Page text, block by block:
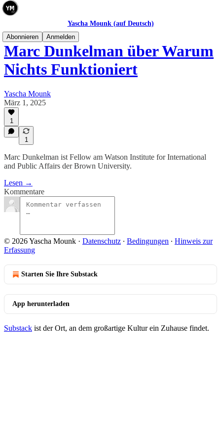
Yascha Mounk (auf Deutsch)
Abonnieren
Anmelden
Marc Dunkelman über Warum
Nichts Funktioniert
Yascha Mounk
März 1, 2025
1
1
Marc Dunkelman ist Fellow am Watson Institute for International
and Public Affairs der Brown University.
Lesen →
Kommentare
© 2026 Yascha Mounk · Datenschutz ∙ Bedingungen ∙ Hinweis zur
Erfassung
Starten Sie Ihre Substack
App herunterladen
Substack ist der Ort, an dem großartige Kultur ein Zuhause findet.